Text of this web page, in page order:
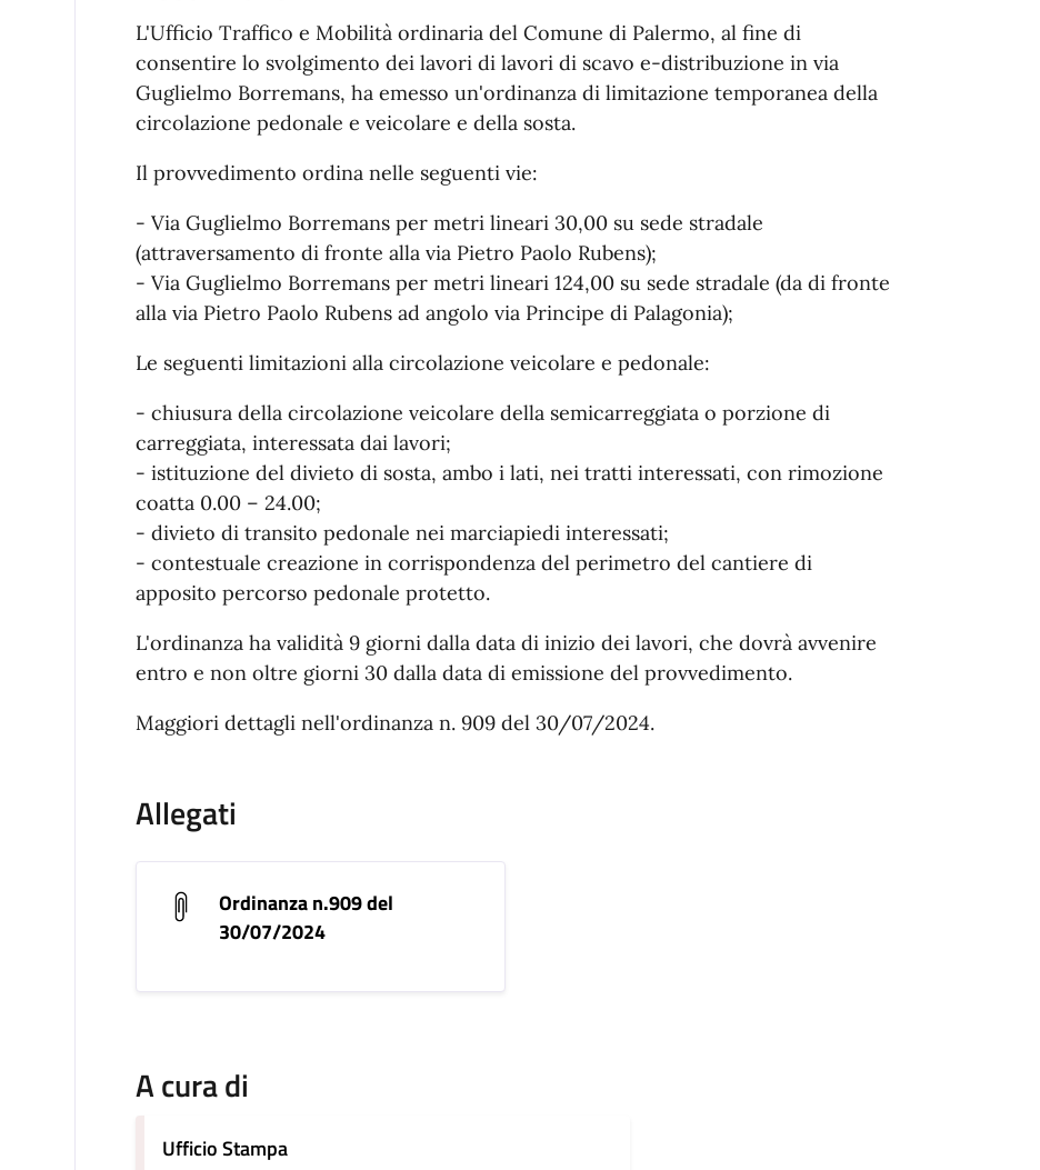
L'Ufficio Traffico e Mobilità ordinaria del Comune di Palermo, al fine di
consentire lo svolgimento dei lavori di lavori di scavo e-distribuzione in via
Guglielmo Borremans, ha emesso un'ordinanza di limitazione temporanea della
circolazione pedonale e veicolare e della sosta.
Il provvedimento ordina nelle seguenti vie:
- Via Guglielmo Borremans per metri lineari 30,00 su sede stradale
(attraversamento di fronte alla via Pietro Paolo Rubens);
- Via Guglielmo Borremans per metri lineari 124,00 su sede stradale (da di fronte
alla via Pietro Paolo Rubens ad angolo via Principe di Palagonia);
Le seguenti limitazioni alla circolazione veicolare e pedonale:
- chiusura della circolazione veicolare della semicarreggiata o porzione di
carreggiata, interessata dai lavori;
- istituzione del divieto di sosta, ambo i lati, nei tratti interessati, con rimozione
coatta 0.00 – 24.00;
- divieto di transito pedonale nei marciapiedi interessati;
- contestuale creazione in corrispondenza del perimetro del cantiere di
apposito percorso pedonale protetto.
L'ordinanza ha validità 9 giorni dalla data di inizio dei lavori, che dovrà avvenire
entro e non oltre giorni 30 dalla data di emissione del provvedimento.
Maggiori dettagli nell'ordinanza n. 909 del 30/07/2024.
Allegati
Ordinanza n.909 del
30/07/2024
A cura di
Ufficio Stampa